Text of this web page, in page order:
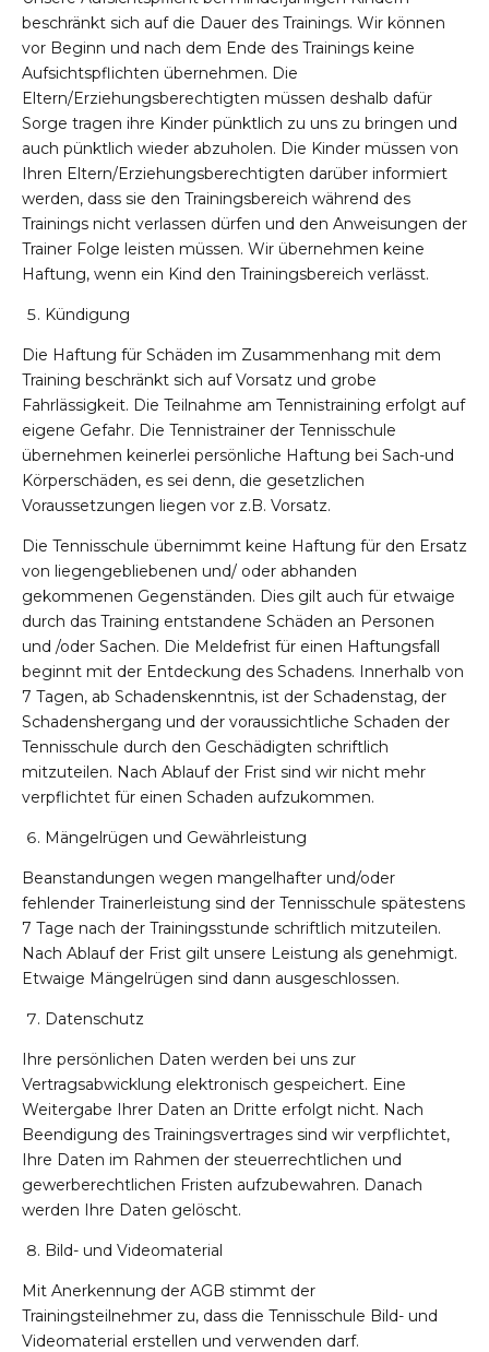
beschränkt sich auf die Dauer des Trainings. Wir können
vor Beginn und nach dem Ende des Trainings keine
Aufsichtspflichten übernehmen. Die
Eltern/Erziehungsberechtigten müssen deshalb dafür
Sorge tragen ihre Kinder pünktlich zu uns zu bringen und
auch pünktlich wieder abzuholen. Die Kinder müssen von
Ihren Eltern/Erziehungsberechtigten darüber informiert
werden, dass sie den Trainingsbereich während des
Trainings nicht verlassen dürfen und den Anweisungen der
Trainer Folge leisten müssen. Wir übernehmen keine
Haftung, wenn ein Kind den Trainingsbereich verlässt.
Kündigung
Die Haftung für Schäden im Zusammenhang mit dem
Training beschränkt sich auf Vorsatz und grobe
Fahrlässigkeit. Die Teilnahme am Tennistraining erfolgt auf
eigene Gefahr. Die Tennistrainer der Tennisschule
übernehmen keinerlei persönliche Haftung bei Sach-und
Körperschäden, es sei denn, die gesetzlichen
Voraussetzungen liegen vor z.B. Vorsatz.
Die Tennisschule übernimmt keine Haftung für den Ersatz
von liegengebliebenen und/ oder abhanden
gekommenen Gegenständen. Dies gilt auch für etwaige
durch das Training entstandene Schäden an Personen
und /oder Sachen. Die Meldefrist für einen Haftungsfall
beginnt mit der Entdeckung des Schadens. Innerhalb von
7 Tagen, ab Schadenskenntnis, ist der Schadenstag, der
Schadenshergang und der voraussichtliche Schaden der
Tennisschule durch den Geschädigten schriftlich
mitzuteilen. Nach Ablauf der Frist sind wir nicht mehr
verpflichtet für einen Schaden aufzukommen.
Mängelrügen und Gewährleistung
Beanstandungen wegen mangelhafter und/oder
fehlender Trainerleistung sind der Tennisschule spätestens
7 Tage nach der Trainingsstunde schriftlich mitzuteilen.
Nach Ablauf der Frist gilt unsere Leistung als genehmigt.
Etwaige Mängelrügen sind dann ausgeschlossen.
Datenschutz
Ihre persönlichen Daten werden bei uns zur
Vertragsabwicklung elektronisch gespeichert. Eine
Weitergabe Ihrer Daten an Dritte erfolgt nicht. Nach
Beendigung des Trainingsvertrages sind wir verpflichtet,
Ihre Daten im Rahmen der steuerrechtlichen und
gewerberechtlichen Fristen aufzubewahren. Danach
werden Ihre Daten gelöscht.
Bild- und Videomaterial
Mit Anerkennung der AGB stimmt der
Trainingsteilnehmer zu, dass die Tennisschule Bild- und
Videomaterial erstellen und verwenden darf.